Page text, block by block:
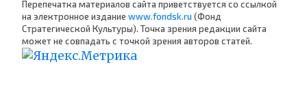
Перепечатка материалов сайта приветствуется со ссылкой
на электронное издание www.fondsk.ru (Фонд
Стратегической Культуры). Точка зрения редакции сайта
может не совпадать с точкой зрения авторов статей.